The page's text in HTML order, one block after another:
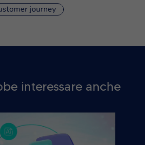
journey
interessare anche